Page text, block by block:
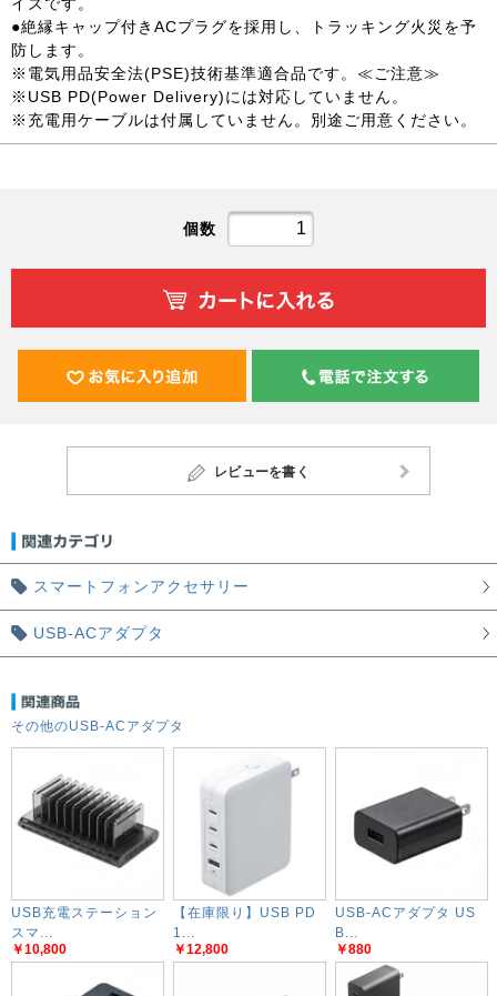
イズです。
●絶縁キャップ付きACプラグを採用し、トラッキング火災を予
防します。
※電気用品安全法(PSE)技術基準適合品です。≪ご注意≫
※USB PD(Power Delivery)には対応していません。
※充電用ケーブルは付属していません。別途ご用意ください。
個数
レビューを書く
スマートフォンアクセサリー
USB-ACアダプタ
その他のUSB-ACアダプタ
USB充電ステーション
スマ...
￥10,800
【在庫限り】USB PD
1...
￥12,800
USB-ACアダプタ US
B...
￥880